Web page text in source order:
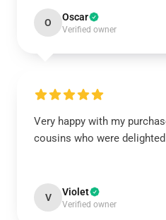
O Oscar
Verified owner
Very happy with my
cousins who were delighted
V Violet
Verified owner